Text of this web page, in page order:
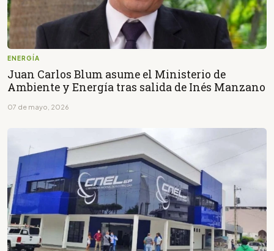
ENERGÍA
Juan Carlos Blum asume el Ministerio de
Ambiente y Energía tras salida de Inés Manzano
07 de mayo, 2026